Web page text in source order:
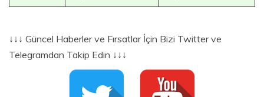
↓↓↓ Güncel Haberler ve Fırsatlar İçin Bizi Twitter ve
Telegramdan Takip Edin ↓↓↓